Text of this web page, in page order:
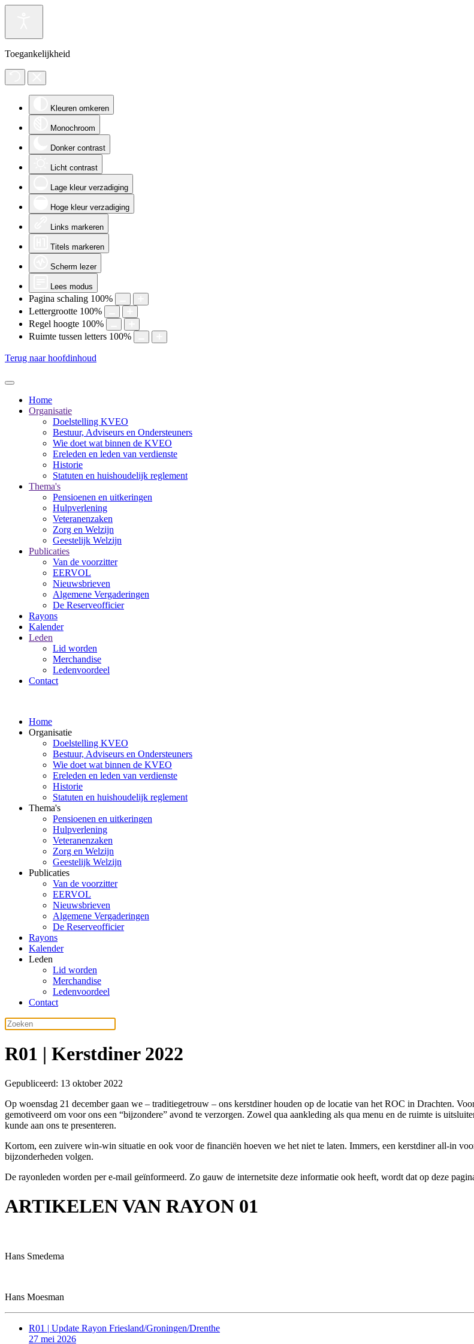
Toegankelijkheid
Kleuren omkeren
Monochroom
Donker contrast
Licht contrast
Lage kleur verzadiging
Hoge kleur verzadiging
Links markeren
Titels markeren
Scherm lezer
Lees modus
Pagina schaling 100%
Lettergrootte 100%
Regel hoogte 100%
Ruimte tussen letters 100%
Terug naar hoofdinhoud
Home
Organisatie
Doelstelling KVEO
Bestuur, Adviseurs en Ondersteuners
Wie doet wat binnen de KVEO
Ereleden en leden van verdienste
Historie
Statuten en huishoudelijk reglement
Thema's
Pensioenen en uitkeringen
Hulpverlening
Veteranenzaken
Zorg en Welzijn
Geestelijk Welzijn
Publicaties
Van de voorzitter
EERVOL
Nieuwsbrieven
Algemene Vergaderingen
De Reserveofficier
Rayons
Kalender
Leden
Lid worden
Merchandise
Ledenvoordeel
Contact
Home
Organisatie
Doelstelling KVEO
Bestuur, Adviseurs en Ondersteuners
Wie doet wat binnen de KVEO
Ereleden en leden van verdienste
Historie
Statuten en huishoudelijk reglement
Thema's
Pensioenen en uitkeringen
Hulpverlening
Veteranenzaken
Zorg en Welzijn
Geestelijk Welzijn
Publicaties
Van de voorzitter
EERVOL
Nieuwsbrieven
Algemene Vergaderingen
De Reserveofficier
Rayons
Kalender
Leden
Lid worden
Merchandise
Ledenvoordeel
Contact
R01 | Kerstdiner 2022
Gepubliceerd: 13 oktober 2022
Op woensdag 21 december gaan we – traditiegetrouw – ons kerstdinerhouden op de locatie van het ROC in Drachten.
gemotiveerd om voor ons een “bijzondere” avond te verzorgen. Zowel qua aankleding als qua menu en de ruimte is
kunde aan ons te presenteren.
Kortom, een zuivere win-win situatie en ook voor de financiën hoeven we het niet te laten. Immers, een kerstdinerall-in
bijzonderheden volgen.
De rayonleden worden per e-mail geïnformeerd. Zo gauw de internetsite deze informatie ook heeft, wordt dat op deze
ARTIKELEN VAN RAYON 01
Hans Smedema
Hans Moesman
R01 | Update Rayon Friesland/Groningen/Drenthe
27 mei 2026